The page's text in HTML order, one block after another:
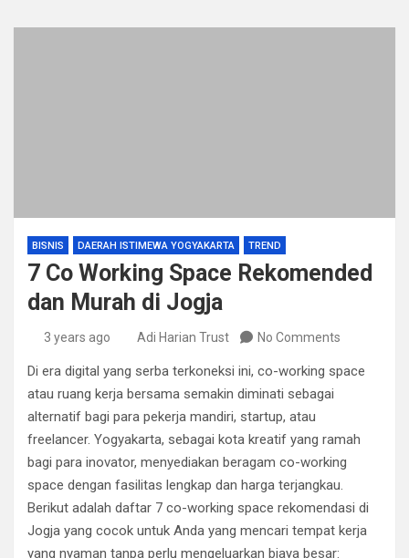
BISNIS DAERAH ISTIMEWA YOGYAKARTA TREND
7 Co Working Space Rekomended
dan Murah di Jogja
3 years ago Adi Harian Trust No Comments
Di era digital yang serba terkoneksi ini, co-working space
atau ruang kerja bersama semakin diminati sebagai
alternatif bagi para pekerja mandiri, startup, atau
freelancer. Yogyakarta, sebagai kota kreatif yang ramah
bagi para inovator, menyediakan beragam co-working
space dengan fasilitas lengkap dan harga terjangkau.
Berikut adalah daftar 7 co-working space rekomendasi di
Jogja yang cocok untuk Anda yang mencari tempat kerja
yang nyaman tanpa perlu mengeluarkan biaya besar: